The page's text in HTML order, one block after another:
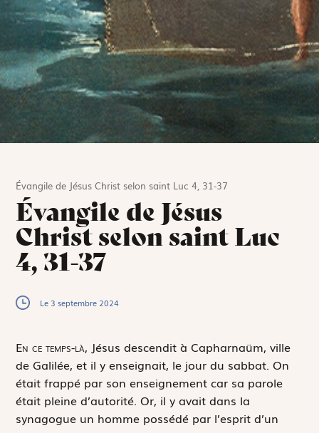
Évangile de Jésus Christ selon saint Luc 4, 31-37
Évangile de Jésus
Christ selon saint Luc
4, 31-37
Le 3 septembre 2024
En ce temps-là, Jésus descendit à Capharnaüm, ville
de Galilée, et il y enseignait, le jour du sabbat. On
était frappé par son enseignement car sa parole
était pleine d’autorité. Or, il y avait dans la
synagogue un homme possédé par l’esprit d’un